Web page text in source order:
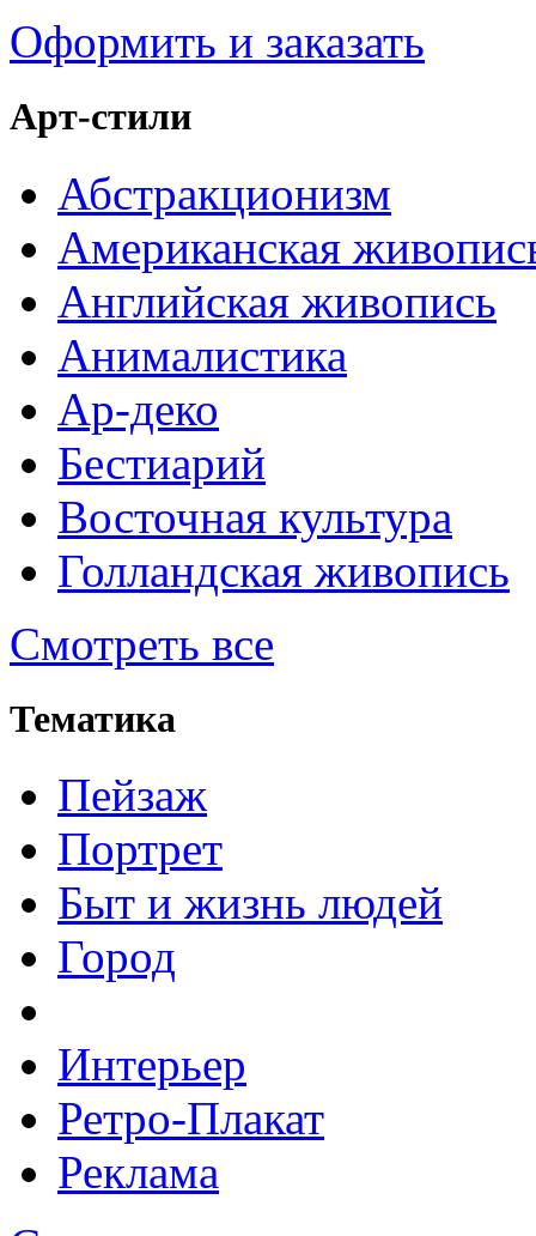
Оформить и заказать
Арт-стили
Абстракционизм
Американская
Английская живопись
Анималистика
Ар-деко
Бестиарий
Восточная культура
Голландская живопись
Смотреть все
Тематика
Пейзаж
Портрет
Быт и жизнь людей
Город
Интерьер
Ретро-Плакат
Реклама